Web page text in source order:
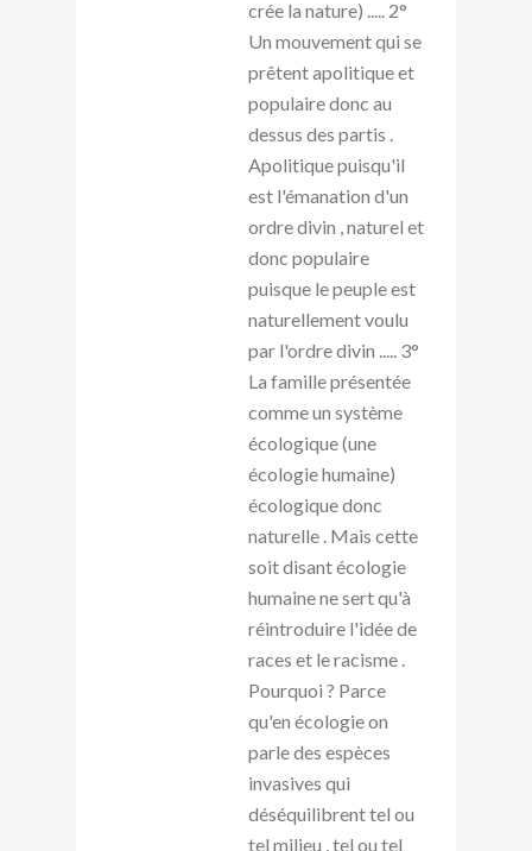
crée la nature) ..... 2°
Un mouvement qui se
prêtent apolitique et
populaire donc au
dessus des partis .
Apolitique puisqu'il
est l'émanation d'un
ordre divin , naturel et
donc populaire
puisque le peuple est
naturellement voulu
par l'ordre divin ..... 3°
La famille présentée
comme un système
écologique (une
écologie humaine)
écologique donc
naturelle . Mais cette
soit disant écologie
humaine ne sert qu'à
réintroduire l'idée de
races et le racisme .
Pourquoi ? Parce
qu'en écologie on
parle des espèces
invasives qui
déséquilibrent tel ou
tel milieu , tel ou tel